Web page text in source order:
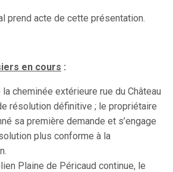
prend acte de cette présentation.
en cours :
cheminée extérieure rue du Château
résolution définitive ; le propriétaire
sa première demande et s’engage
plus conforme à la
Plaine de Péricaud continue, le